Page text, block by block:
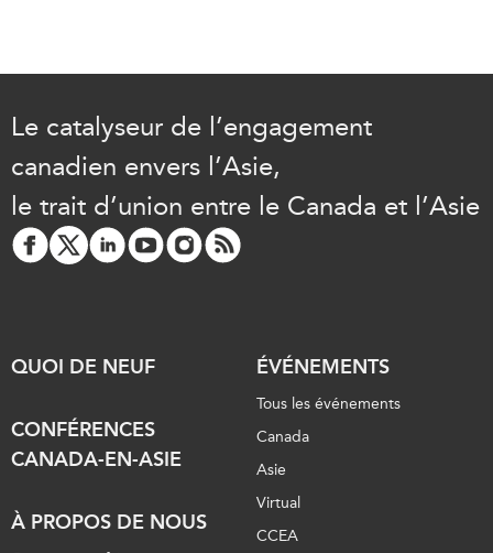
Le catalyseur de l’engagement
canadien envers l’Asie,
le trait d’union entre le Canada et l’Asie
QUOI DE NEUF
CONFÉRENCES
CANADA-EN-ASIE
À PROPOS DE NOUS
ÉVÉNEMENTS
Tous les événements
Canada
Asie
Virtual
CCEA